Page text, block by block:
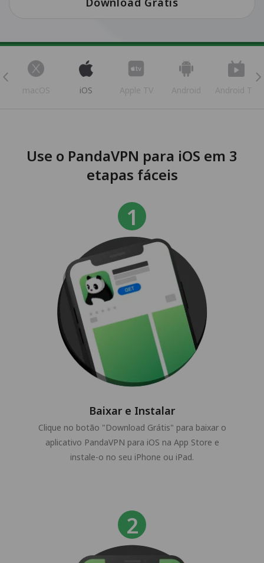
macOS iOS Apple TV Android Android TV
Use o PandaVPN para iOS em 3
etapas fáceis
Baixar e Instalar
Clique no botão "Download Grátis" para baixar o
aplicativo PandaVPN para iOS na App Store e
instale-o no seu iPhone ou iPad.